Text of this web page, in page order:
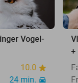
Vogel-
10.0
24 min.
+